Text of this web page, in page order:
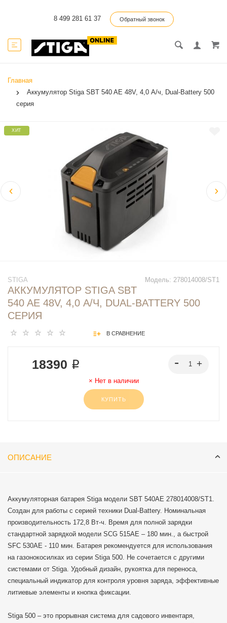
8 499 281 61 37 Обратный звонок
Главная
Аккумулятор Stiga SBT 540 AE 48V, 4,0 А/ч, Dual-Battery 500
серия
ХИТ
Модель: 278014008/ST1
STIGA
АККУМУЛЯТОР STIGA SBT
540 AE 48V, 4,0 А/Ч, DUAL-BATTERY 500
СЕРИЯ
В СРАВНЕНИЕ
18390 ₽
Нет в наличии
КУПИТЬ
ОПИСАНИЕ
Аккумуляторная батарея Stiga модели SBT 540AE 278014008/ST1.
Создан для работы с серией техники Dual-Battery. Номинальная
производительность 172,8 Вт-ч. Время для полной зарядки
стандартной зарядкой модели SCG 515AE – 180 мин., а быстрой
SFC 530AE - 110 мин. Батарея рекомендуется для использования
на газонокосилках из серии Stiga 500. Не сочетается с другими
системами от Stiga. Удобный дизайн, рукоятка для переноса,
специальный индикатор для контроля уровня заряда, эффективные
литиевые элементы и кнопка фиксации.
Stiga 500 – это прорывная система для садового инвентаря,